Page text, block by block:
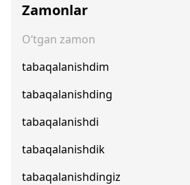
Zamonlar
O‘tgan zamon
tabaqalanishdim
tabaqalanishding
tabaqalanishdi
tabaqalanishdik
tabaqalanishdingiz